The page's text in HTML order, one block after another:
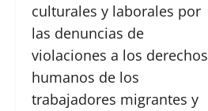
culturales y laborales por
las denuncias de
violaciones a los derechos
humanos de los
trabajadores migrantes y